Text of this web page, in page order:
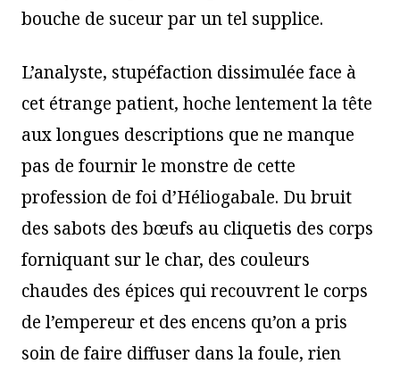
bouche de suceur par un tel supplice.
L’analyste, stupéfaction dissimulée face à
cet étrange patient, hoche lentement la tête
aux longues descriptions que ne manque
pas de fournir le monstre de cette
profession de foi d’Héliogabale. Du bruit
des sabots des bœufs au cliquetis des corps
forniquant sur le char, des couleurs
chaudes des épices qui recouvrent le corps
de l’empereur et des encens qu’on a pris
soin de faire diffuser dans la foule, rien